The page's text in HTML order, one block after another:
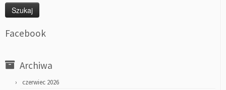
Facebook
Archiwa
czerwiec 2026